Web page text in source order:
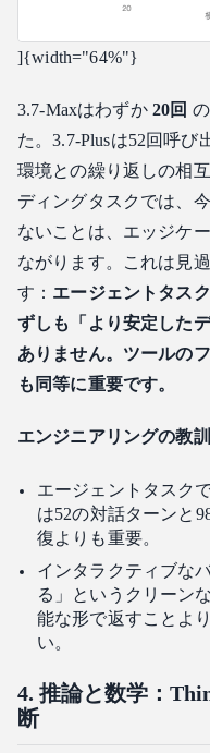
]{width="64%"}
3.7-Maxはわずか 20回
た。3.7-Plusは52回呼び
環境との繰り返しの相
ディングタスクでは、
ないことは、エッジケ
ながります。これは見
す： エージェントタス
ずしも「より安定した
ありません。ツールの
も同等に重要です。
エンジニアリングの教訓
エージェントタスク
は52の対話ターンと
復よりも重要。
インタラクティブな
る」というクリーン
能な形で返すことよ
い。
4. 推論と数学：
断